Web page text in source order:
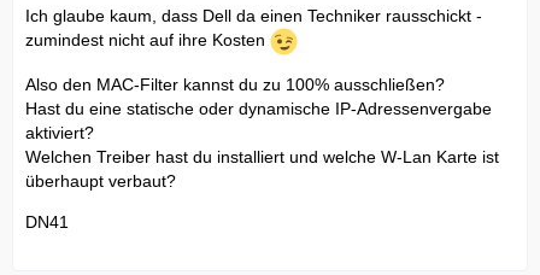
Ich glaube kaum, dass Dell da einen Techniker rausschickt -
zumindest nicht auf ihre Kosten
Also den MAC-Filter kannst du zu 100% ausschließen?
Hast du eine statische oder dynamische IP-Adressenvergabe
aktiviert?
Welchen Treiber hast du installiert und welche W-Lan Karte ist
überhaupt verbaut?
DN41